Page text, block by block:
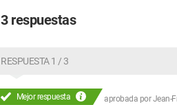
3 respuestas
RESPUESTA 1 / 3
Mejor respuesta aprobada porJean-